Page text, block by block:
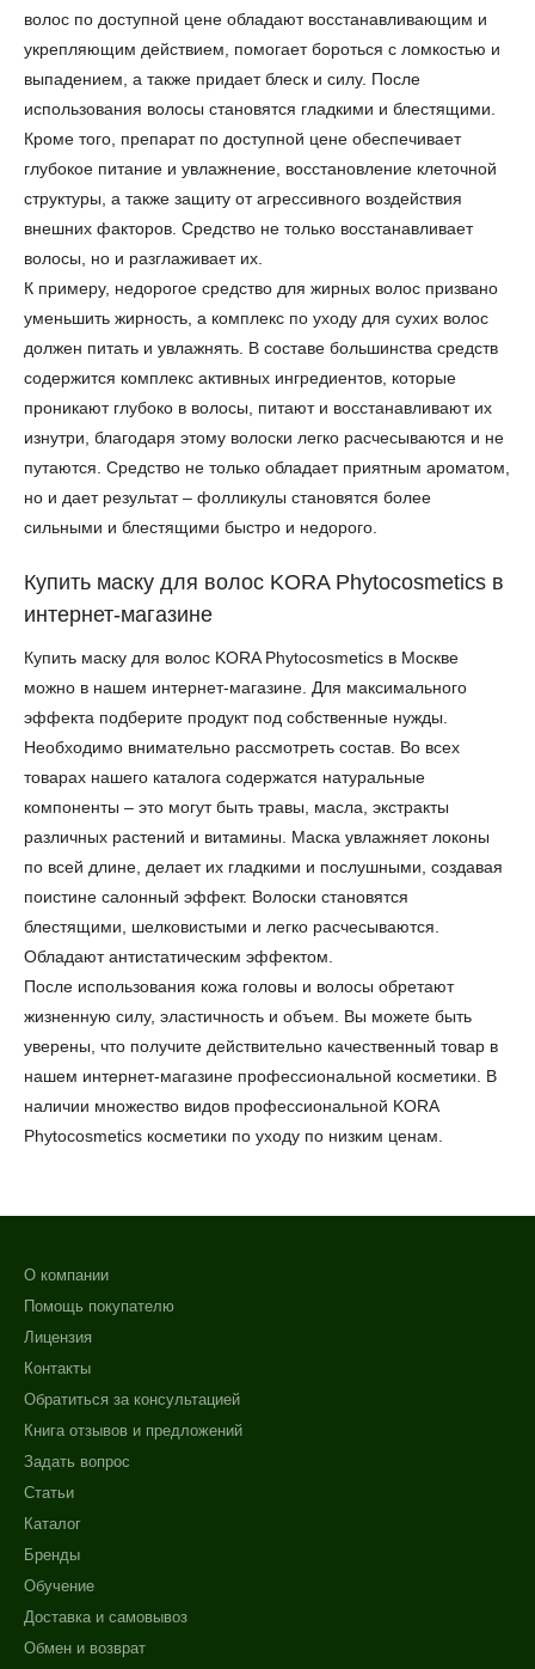
волос по доступной цене обладают восстанавливающим и
укрепляющим действием, помогает бороться с ломкостью и
выпадением, а также придает блеск и силу. После
использования волосы становятся гладкими и блестящими.
Кроме того, препарат по доступной цене обеспечивает
глубокое питание и увлажнение, восстановление клеточной
структуры, а также защиту от агрессивного воздействия
внешних факторов. Средство не только восстанавливает
волосы, но и разглаживает их.
К примеру, недорогое средство для жирных волос призвано
уменьшить жирность, а комплекс по уходу для сухих волос
должен питать и увлажнять. В составе большинства средств
содержится комплекс активных ингредиентов, которые
проникают глубоко в волосы, питают и восстанавливают их
изнутри, благодаря этому волоски легко расчесываются и не
путаются. Средство не только обладает приятным ароматом,
но и дает результат – фолликулы становятся более
сильными и блестящими быстро и недорого.
Купить маску для волос KORA Phytocosmetics в
интернет-магазине
Купить маску для волос KORA Phytocosmetics в Москве
можно в нашем интернет-магазине. Для максимального
эффекта подберите продукт под собственные нужды.
Необходимо внимательно рассмотреть состав. Во всех
товарах нашего каталога содержатся натуральные
компоненты – это могут быть травы, масла, экстракты
различных растений и витамины. Маска увлажняет локоны
по всей длине, делает их гладкими и послушными, создавая
поистине салонный эффект. Волоски становятся
блестящими, шелковистыми и легко расчесываются.
Обладают антистатическим эффектом.
После использования кожа головы и волосы обретают
жизненную силу, эластичность и объем. Вы можете быть
уверены, что получите действительно качественный товар в
нашем интернет-магазине профессиональной косметики. В
наличии множество видов профессиональной KORA
Phytocosmetics косметики по уходу по низким ценам.
О компании
Помощь покупателю
Лицензия
Контакты
Обратиться за консультацией
Книга отзывов и предложений
Задать вопрос
Статьи
Каталог
Бренды
Обучение
Доставка и самовывоз
Обмен и возврат